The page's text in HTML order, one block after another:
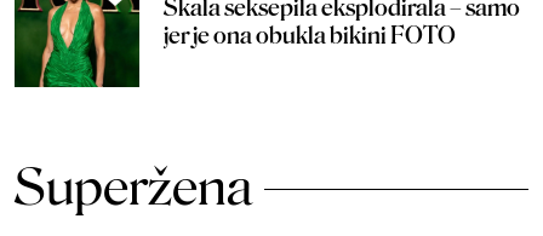
Skala seksepila eksplodirala – samo
jer je ona obukla bikini FOTO
Superžena